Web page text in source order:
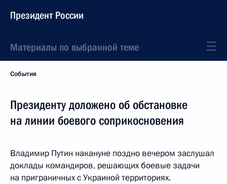
Президент России
Материалы по выбранной теме
События
Президенту доложено об обстановке
на линии боевого соприкосновения
Владимир Путин накануне поздно вечером заслушал
доклады командиров, решающих боевые задачи
на приграничных с Украиной территориях.